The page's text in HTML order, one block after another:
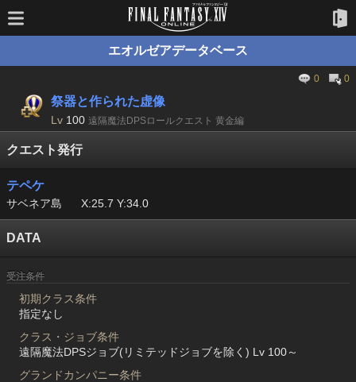
エオルゼアデータベース
0 0
祭器と作られた虚像
Lv 100 遠隔魔法DPSロールクエスト 黄金編
クエスト発行
テペケ
サベネア島 X:25.7 Y:34.0
DATA
受注条件
初期クラス条件
指定なし
クラス・ジョブ条件
遠隔魔法DPSジョブ(リミテッドジョブを除く) Lv 100～
グランドカンパニー条件